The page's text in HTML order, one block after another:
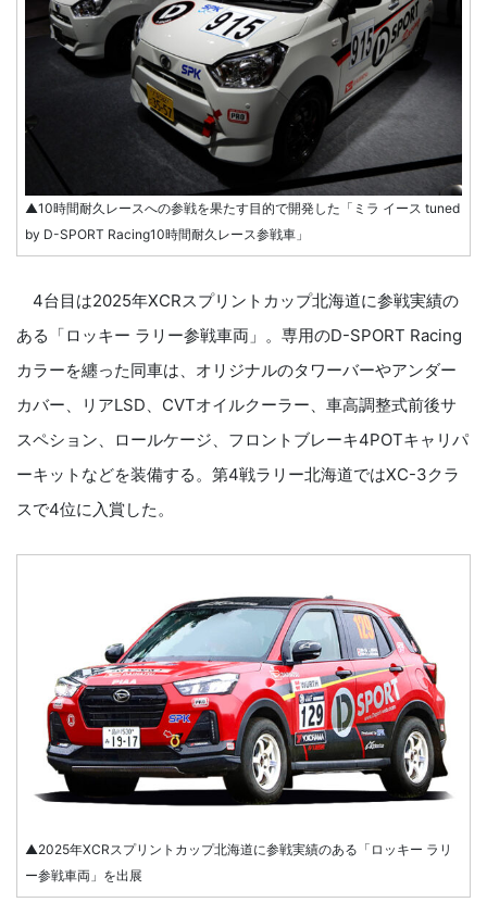
▲10時間耐久レースへの参戦を果たす目的で開発した「ミラ イース tuned
by D-SPORT Racing10時間耐久レース参戦車」
4台目は2025年XCRスプリントカップ北海道に参戦実績の
ある「ロッキー ラリー参戦車両」。専用のD-SPORT Racing
カラーを纏った同車は、オリジナルのタワーバーやアンダー
カバー、リアLSD、CVTオイルクーラー、車高調整式前後サ
スペション、ロールケージ、フロントブレーキ4POTキャリパ
ーキットなどを装備する。第4戦ラリー北海道ではXC-3クラ
スで4位に入賞した。
▲2025年XCRスプリントカップ北海道に参戦実績のある「ロッキー ラリ
ー参戦車両」を出展